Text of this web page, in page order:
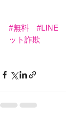
#無料 #LINE
ット詐欺